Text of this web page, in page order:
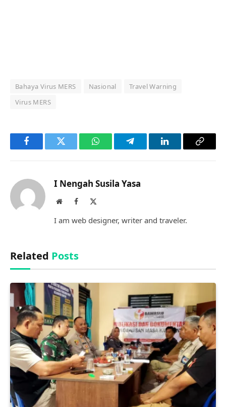
Bahaya Virus MERS Nasional
Travel Warning
Virus MERS
FacebookTwitter WhatsAppTelegramLinkedInCopy
I Nengah Susila Yasa
WebsiteFacebook
I am web designer, writer and traveler.
Related Posts